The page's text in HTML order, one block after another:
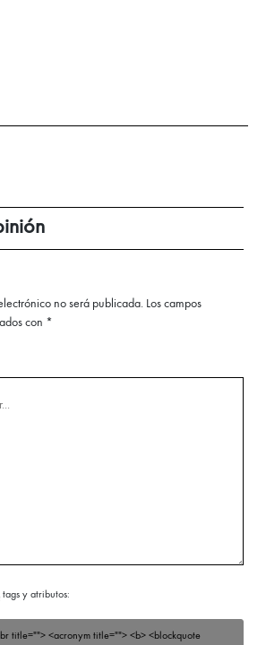
no será publicada. Los campos
con *
tags y atributos:
title=""> <acronym title=""> <b> <blockquote